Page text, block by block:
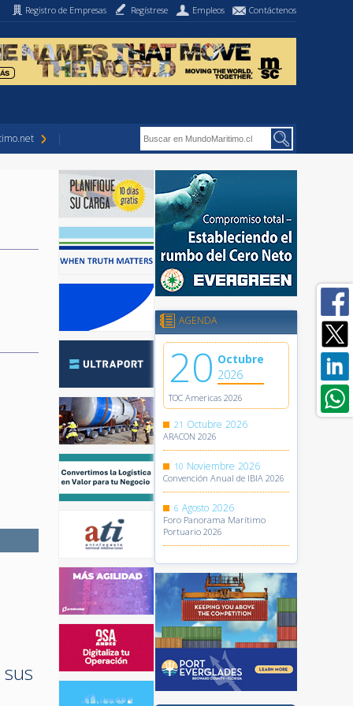
Registro de Empresas Regístrese Empleos Contáctenos
AGENDA
20 Octubre
2026
TOC Americas 2026
21 Octubre 2026
ARACON 2026
10 Noviembre 2026
Convención Anual de IBIA 2026
6 Agosto 2026
Foro Panorama Marítimo
Portuario 2026